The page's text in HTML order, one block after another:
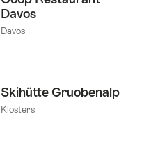
Davos
Davos
Skihütte Gruobenalp
Klosters